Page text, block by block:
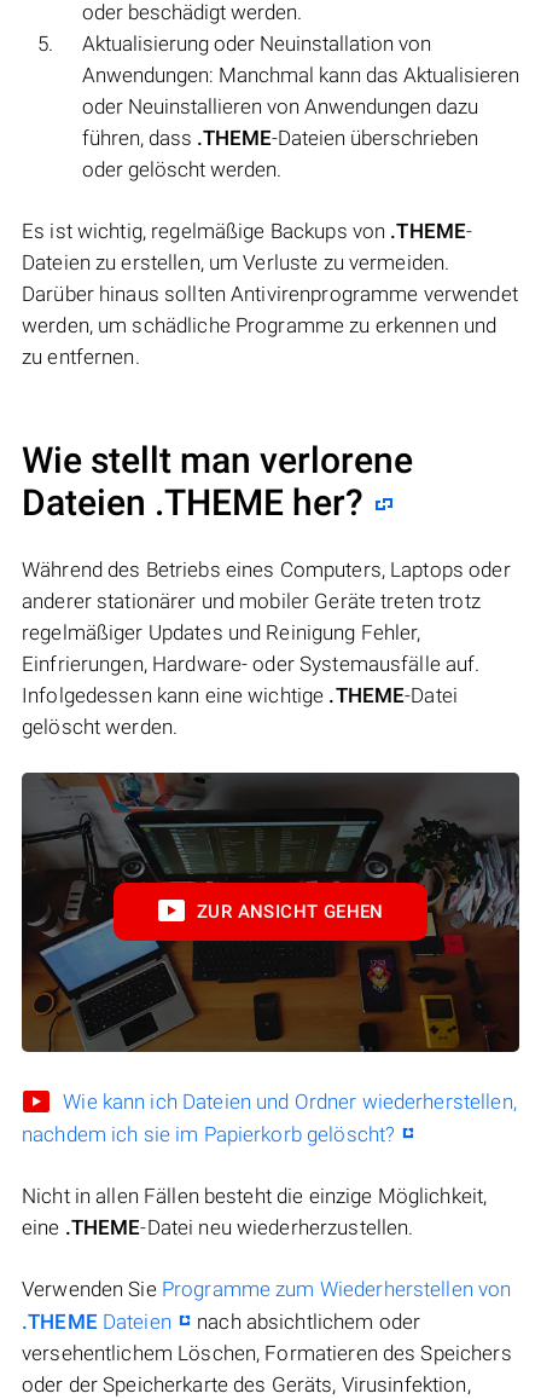
oder beschädigt werden.
Aktualisierung oder Neuinstallation von
Anwendungen: Manchmal kann das Aktualisieren
oder Neuinstallieren von Anwendungen dazu
führen, dass .THEME-Dateien überschrieben
oder gelöscht werden.
Es ist wichtig, regelmäßige Backups von .THEME-
Dateien zu erstellen, um Verluste zu vermeiden.
Darüber hinaus sollten Antivirenprogramme verwendet
werden, um schädliche Programme zu erkennen und
zu entfernen.
Wie stellt man verlorene
Dateien .THEME her?
Während des Betriebs eines Computers, Laptops oder
anderer stationärer und mobiler Geräte treten trotz
regelmäßiger Updates und Reinigung Fehler,
Einfrierungen, Hardware- oder Systemausfälle auf.
Infolgedessen kann eine wichtige .THEME-Datei
gelöscht werden.
ZUR ANSICHT GEHEN
Wie kann ich Dateien und Ordner wiederherstellen,
nachdem ich sie im Papierkorb gelöscht?
Nicht in allen Fällen besteht die einzige Möglichkeit,
eine .THEME-Datei neu wiederherzustellen.
Verwenden Sie Programme zum Wiederherstellen von
.THEMEDateien
nach absichtlichem oder
versehentlichem Löschen, Formatieren des Speichers
oder der Speicherkarte des Geräts, Virusinfektion,